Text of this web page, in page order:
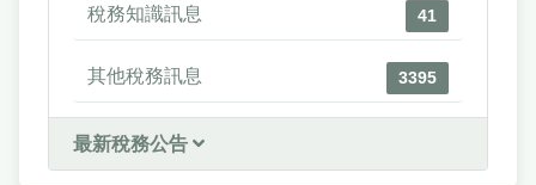
稅務知識訊息 41
其他稅務訊息 3395
最新稅務公告